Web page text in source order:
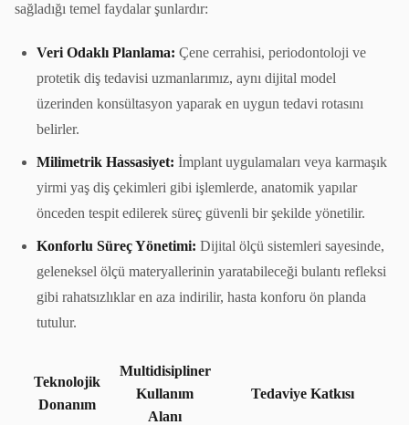
sağladığı temel faydalar şunlardır:
Veri Odaklı Planlama: Çene cerrahisi, periodontoloji ve
protetik diş tedavisi uzmanlarımız, aynı dijital model
üzerinden konsültasyon yaparak en uygun tedavi rotasını
belirler.
Milimetrik Hassasiyet: İmplant uygulamaları veya karmaşık
yirmi yaş diş çekimleri gibi işlemlerde, anatomik yapılar
önceden tespit edilerek süreç güvenli bir şekilde yönetilir.
Konforlu Süreç Yönetimi: Dijital ölçü sistemleri sayesinde,
geleneksel ölçü materyallerinin yaratabileceği bulantı refleksi
gibi rahatsızlıklar en aza indirilir, hasta konforu ön planda
tutulur.
Teknolojik
Donanım
Multidisipliner
Kullanım
Alanı
Tedaviye Katkısı